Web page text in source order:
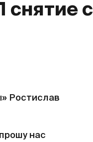
снятие с
Ростислав
нас